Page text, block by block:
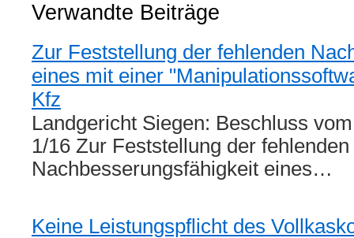
Verwandte Beiträge
Zur Feststellung der fehlenden
eines mit einer
Kfz
Landgericht Siegen: Beschluss
1/16 Zur Feststellung der fehlenden
Nachbesserungsfähigkeit eines…
Keine Leistungspflicht des